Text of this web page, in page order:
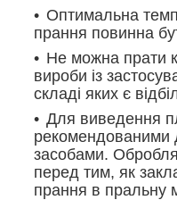
Оптимальна
прання повинна
Не можна прати
вироби із
складі яких є
Для виведення
рекомендованими
засобами.
перед тим, як
прання в пральну